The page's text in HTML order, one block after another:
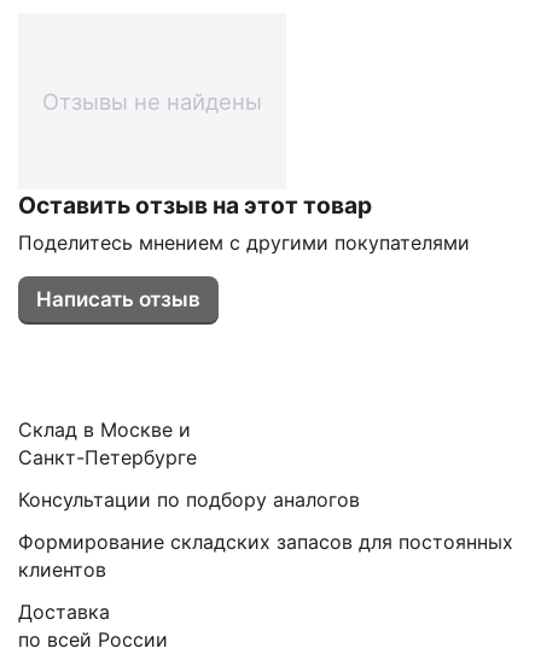
Отзывы не найдены
Оставить отзыв на этот товар
Поделитесь мнением с другими покупателями
Написать отзыв
Склад в Москве и
Санкт-Петербурге
Консультации по подбору аналогов
Формирование складских запасов для постоянных
клиентов
Доставка
по всей России